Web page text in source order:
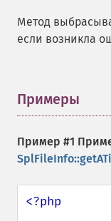
Метод
если возникла
Примеры
Пример #1
<?php